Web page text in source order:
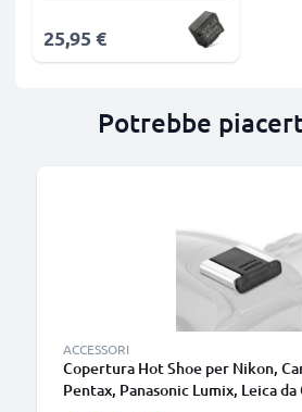
25,95 €
Potrebbe
ACCESSORI
Copertura Hot Shoe per Nikon,
Pentax, Panasonic Lumix, Leica da